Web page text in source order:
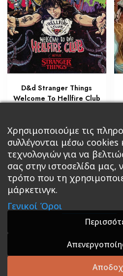
D&d Stranger Things
Welcome To Hellfire Club
Διαβάστε περισσότερα
Κεντρική Βιβλία
Roleplaying Games
Σε Προσφορά
A theme by
Χρησιμοποιούμε τις
συλλέγονται μέσω
τεχνολογιών για να
σας στην ιστοσελίδα μας,
τρόπο που τη
μάρκετινγκ.
Γενικοί Όροι